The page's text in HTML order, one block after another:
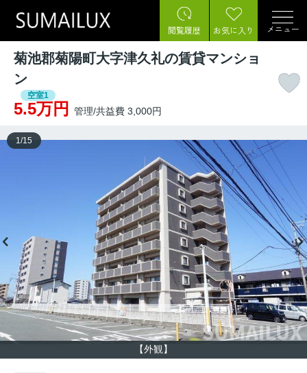
閲覧履歴 お気に入り メニュー
菊池郡菊陽町大字津久礼の賃貸マンショ
ン
空室1
5.5万円 管理/共益費 3,000円
【外観】
1 /15